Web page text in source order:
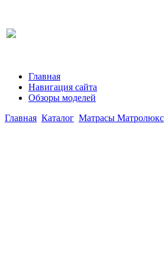
Главная
Навигация сайта
Обзоры моделей
Главная Каталог Матрасы Матролюкс